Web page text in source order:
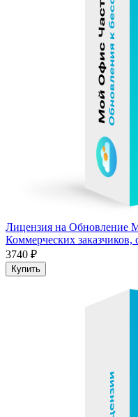
Лицензия на Обновление
Коммерческих заказчиков,
3740 ₽
Купить